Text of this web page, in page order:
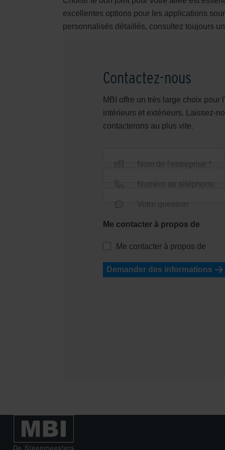
excellentes options pour les applications
personnalisés détaillés, consultez toujours
Contactez-nous
MBI offre un très large choix pour
intérieurs et extérieurs. Laissez-
contacterons au plus vite.
Nom de l'entreprise *
Numéro de téléphone
Votre question
Me contacter à propos de
Me contacter à propos de
Demander des informations